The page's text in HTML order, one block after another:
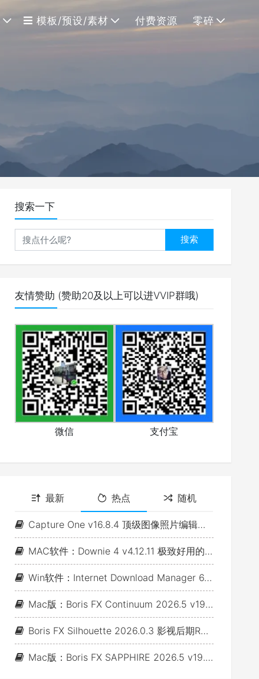
模板/预设/素材 付费资源 零碎
搜索一下
搜索
友情赞助 (赞助20及以上可以进VVIP群哦)
微信 支付宝
最新 热点 随机
Capture One v16.8.4 顶级图像照片编辑软件(Win&Mac)
MAC软件：Downie 4 v4.12.11 极致好用的视频下载利器
Win软件：Internet Download Manager 6.43 Build 7 - 网络资源下载神器IDM_支持下载各类网站视音频
Mac版：Boris FX Continuum 2026.5 v19.5.4_BCC视频特效及转场套装 For AE/PR/FCP/Motion/Avid/OFX(Fusion/ Resolve/Nukex等)
Boris FX Silhouette 2026.0.3 影视后期Roto抠像Paint视效合成软件+Adobe/OFX插件 (Win&Mac&Linux)
Mac版：Boris FX SAPPHIRE 2026.5 v19.5 蓝宝石视效插件_For AE/PR/Avid/OFX(Nuke/Resolve/Fusion等)